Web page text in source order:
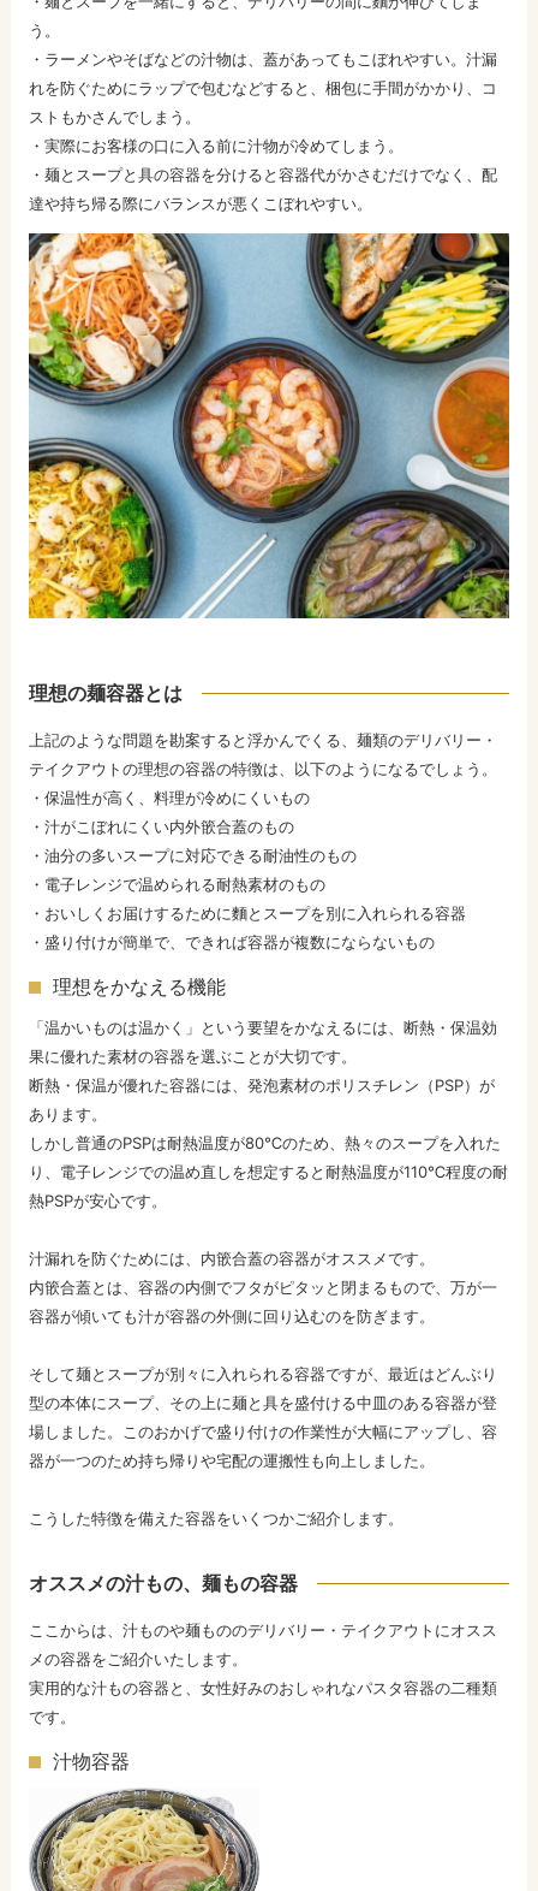
う。
・ラーメンやそばなどの汁物は、蓋があってもこぼれやすい。汁漏
れを防ぐためにラップで包むなどすると、梱包に手間がかかり、コ
ストもかさんでしまう。
・実際にお客様の口に入る前に汁物が冷めてしまう。
・麺とスープと具の容器を分けると容器代がかさむだけでなく、配
達や持ち帰る際にバランスが悪くこぼれやすい。
理想の麺容器とは
上記のような問題を勘案すると浮かんでくる、麺類のデリバリー・
テイクアウトの理想の容器の特徴は、以下のようになるでしょう。
・保温性が高く、料理が冷めにくいもの
・汁がこぼれにくい内外篏合蓋のもの
・油分の多いスープに対応できる耐油性のもの
・電子レンジで温められる耐熱素材のもの
・おいしくお届けするために麵とスープを別に入れられる容器
・盛り付けが簡単で、できれば容器が複数にならないもの
理想をかなえる機能
「温かいものは温かく」という要望をかなえるには、断熱・保温効
果に優れた素材の容器を選ぶことが大切です。
断熱・保温が優れた容器には、発泡素材のポリスチレン（PSP）が
あります。
しかし普通のPSPは耐熱温度が80℃のため、熱々のスープを入れた
り、電子レンジでの温め直しを想定すると耐熱温度が110℃程度の耐
熱PSPが安心です。
汁漏れを防ぐためには、内篏合蓋の容器がオススメです。
内篏合蓋とは、容器の内側でフタがピタッと閉まるもので、万が一
容器が傾いても汁が容器の外側に回り込むのを防ぎます。
そして麺とスープが別々に入れられる容器ですが、最近はどんぶり
型の本体にスープ、その上に麺と具を盛付ける中皿のある容器が登
場しました。このおかげで盛り付けの作業性が大幅にアップし、容
器が一つのため持ち帰りや宅配の運搬性も向上しました。
こうした特徴を備えた容器をいくつかご紹介します。
オススメの汁もの、麺もの容器
ここからは、汁ものや麺もののデリバリー・テイクアウトにオスス
メの容器をご紹介いたします。
実用的な汁もの容器と、女性好みのおしゃれなパスタ容器の二種類
です。
汁物容器